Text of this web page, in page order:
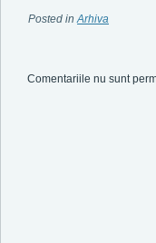
Posted in Arhiva
Comentariile nu sunt